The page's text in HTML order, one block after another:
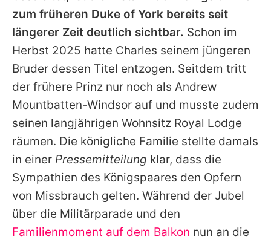
zum früheren Duke of York bereits seit
längerer Zeit deutlich sichtbar. Schon im
Herbst 2025 hatte Charles seinem jüngeren
Bruder dessen Titel entzogen. Seitdem tritt
der frühere Prinz nur noch als Andrew
Mountbatten-Windsor auf und musste zudem
seinen langjährigen Wohnsitz Royal Lodge
räumen. Die königliche Familie stellte damals
in einer Pressemitteilung klar, dass die
Sympathien des Königspaares den Opfern
von Missbrauch gelten. Während der Jubel
über die Militärparade und den
Familienmoment auf dem Balkon nun an die